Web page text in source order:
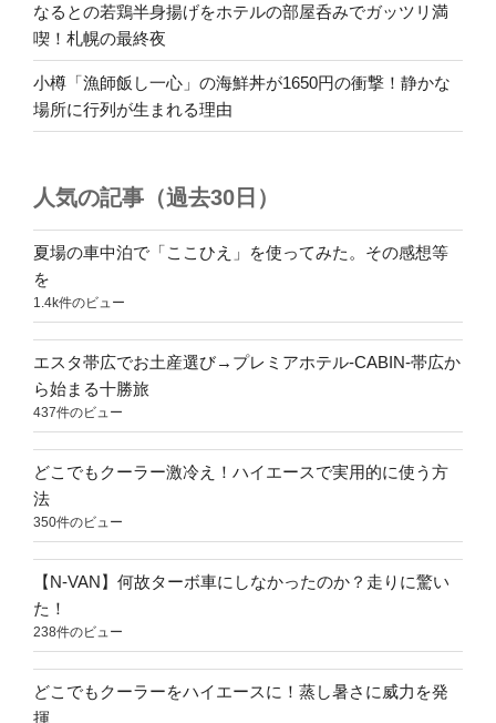
なるとの若鶏半身揚げをホテルの部屋呑みでガッツリ満
喫！札幌の最終夜
小樽「漁師飯し一心」の海鮮丼が1650円の衝撃！静かな
場所に行列が生まれる理由
人気の記事（過去30日）
夏場の車中泊で「ここひえ」を使ってみた。その感想等
を
1.4k件のビュー
エスタ帯広でお土産選び→プレミアホテル-CABIN-帯広か
ら始まる十勝旅
437件のビュー
どこでもクーラー激冷え！ハイエースで実用的に使う方
法
350件のビュー
【N-VAN】何故ターボ車にしなかったのか？走りに驚い
た！
238件のビュー
どこでもクーラーをハイエースに！蒸し暑さに威力を発
揮